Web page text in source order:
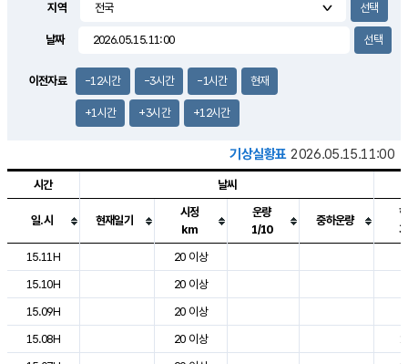
2.9m/s
지역
날짜
이전자료 -12시간 -3시간 -1시간 현재
+1시간 +3시간 +12시간
기상실황표 2026.05.15.11:00
도시별 기상실황표로 지점, 날씨, 기온, 강수, 바람, 기압등을 안내한 표입
시간 날씨
일.시 현재일기
시정
km
운량
1/10
중하운량
15.11H
20 이상
15.10H
20 이상
15.09H
20 이상
15.08H
20 이상